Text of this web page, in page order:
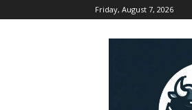
Friday, August 7, 2026